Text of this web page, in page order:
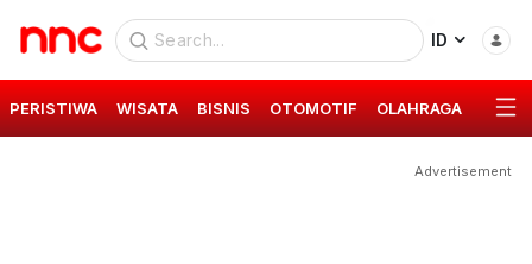
ID
PERISTIWA WISATA BISNIS OTOMOTIF OLAHRAGA GAYA
Advertisement